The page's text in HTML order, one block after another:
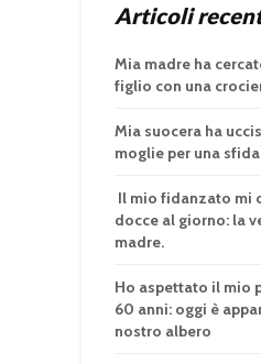
Articoli
Mia madre ha
figlio con una
Mia suocera ha
moglie per una sfida
Il mio fidanzato mi
docce al giorno: la
madre.
Ho aspettato il mio
60 anni: oggi è
nostro albero